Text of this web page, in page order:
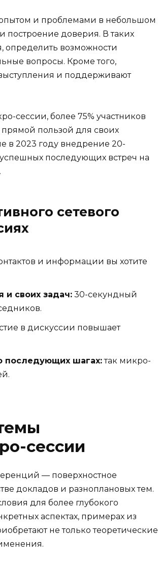
и проблемами в небольшом
построение доверия. В таких
определить возможности
вопросы. Кроме того,
и поддерживают
сессии, более 75% участников
пользой для своих
в 2023 году внедрение 20-
последующих встреч на
сетевого
и информации вы хотите
и своих задач: 30-секундный
в дискуссии повышает
последующих шагах:так микро-
сессии
— поверхностное
докладов и разноплановых тем.
для более глубокого
аспектах, примерах из
не только теоретические